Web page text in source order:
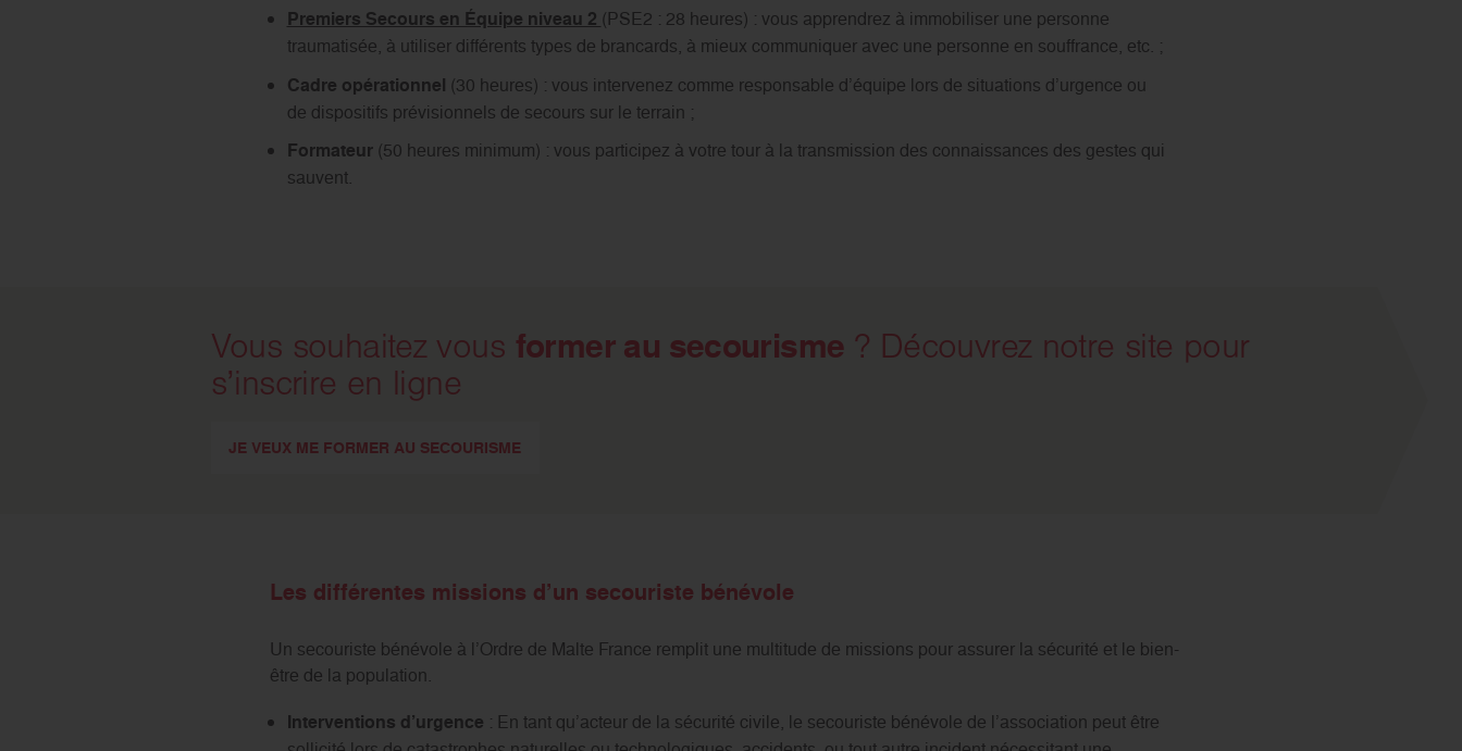
Premiers Secours en Équipe niveau 2 (PSE2 : 28 heures) : vous apprendrez à immobiliser une personne
traumatisée, à utiliser différents types de brancards, à mieux communiquer avec une personne en souffrance, etc. ;
Cadre opérationnel (30 heures) : vous intervenez comme responsable d’équipe lors de situations d’urgence ou
de dispositifs prévisionnels de secours sur le terrain ;
Formateur (50 heures minimum) : vous participez à votre tour à la transmission des connaissances des gestes qui
sauvent.
Vous souhaitez vous former au secourisme ? Découvrez notre site pour
s’inscrire en ligne
JE VEUX ME FORMER AU SECOURISME
Les différentes missions d’un secouriste bénévole
Un secouriste bénévole à l’Ordre de Malte France remplit une multitude de missions pour assurer la sécurité et le bien-
être de la population.
Interventions d’urgence : En tant qu’acteur de la sécurité civile, le secouriste bénévole de l’association peut être